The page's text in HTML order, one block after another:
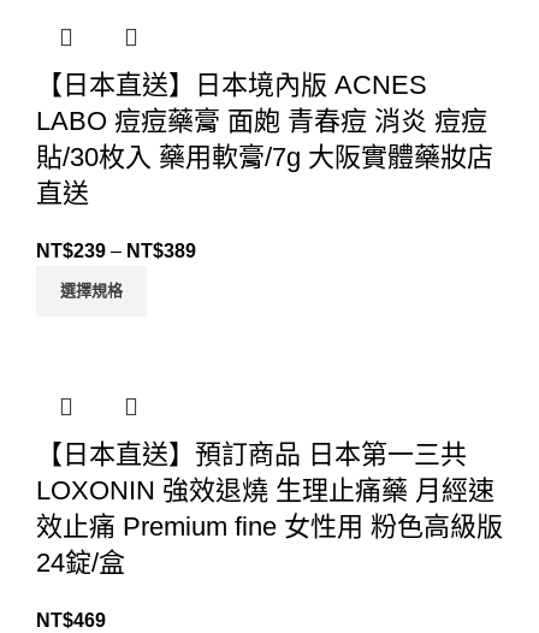
【日本直送】日本境內版 ACNES
LABO 痘痘藥膏 面皰 青春痘 消炎 痘痘
貼/30枚入 藥用軟膏/7g 大阪實體藥妝店
直送
NT$239 – NT$389
選擇規格
【日本直送】預訂商品 日本第一三共
LOXONIN 強效退燒 生理止痛藥 月經速
效止痛 Premium fine 女性用 粉色高級版
24錠/盒
NT$469